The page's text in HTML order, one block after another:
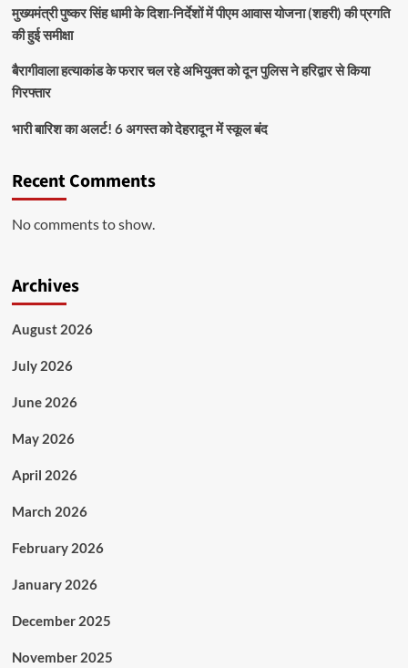
मुख्यमंत्री पुष्कर सिंह धामी के दिशा-निर्देशों में पीएम आवास योजना (शहरी) की प्रगति
की हुई समीक्षा
बैरागीवाला हत्याकांड के फरार चल रहे अभियुक्त को दून पुलिस ने हरिद्वार से किया
गिरफ्तार
भारी बारिश का अलर्ट! 6 अगस्त को देहरादून में स्कूल बंद
Recent Comments
No comments to show.
Archives
August 2026
July 2026
June 2026
May 2026
April 2026
March 2026
February 2026
January 2026
December 2025
November 2025